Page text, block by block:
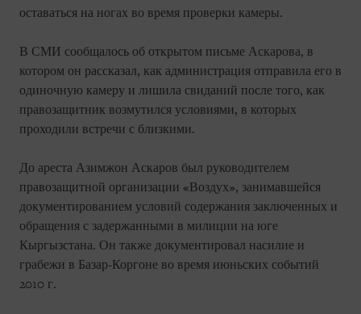
оставаться на ногах во время проверки камеры.
В СМИ сообщалось об открытом письме Аскарова, в
котором он рассказал, как администрация отправила его в
одиночную камеру и лишила свиданий после того, как
правозащитник возмутился условиями, в которых
проходили встречи с близкими.
До ареста Азимжон Аскаров был руководителем
правозащитной организации «Воздух», занимавшейся
документированием условий содержания заключенных и
обращения с задержанными в милиции на юге
Кыргызстана. Он также документировал насилие и
грабежи в Базар-Коргоне во время июньских событий
2010 г.